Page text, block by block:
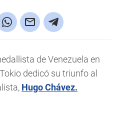
de Venezuela en
dedicó su triunfo al
Hugo Chávez.